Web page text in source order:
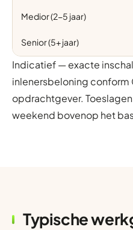
Medior (2-5 jaar)
Senior (5+ jaar)
Indicatief — exacte
inlenersbeloning conform
opdrachtgever.
weekend bovenop het
Typische